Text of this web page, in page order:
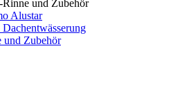
und Zubehör
Alustar
Dachentwässerung
und Zubehör